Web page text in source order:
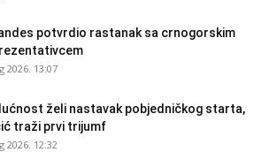
potvrdio rastanak sa crnogorskim
2026. 13:07
želi nastavak pobjedničkog starta,
traži prvi trijumf
2026. 12:32